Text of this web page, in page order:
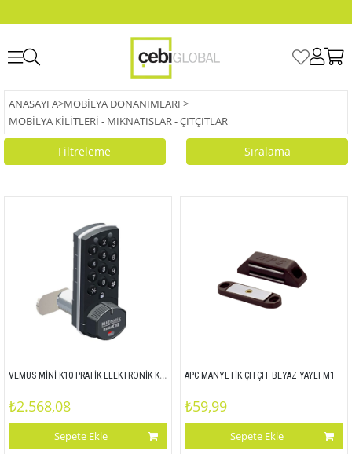
ANASAYFA>MOBILYA DONANIMLARI >
MOBILYA KILITLERI - MIKNATISLAR - ÇITÇITLAR
Filtreleme Sıralama
VEMUS MİNİ K10 PRATİK ELEKTRONİK KAPAK KİLİDİ
₺2.568,08
Sepete Ekle
APC MANYETİK ÇITÇIT BEYAZ YAYLI M1
₺59,99
Sepete Ekle